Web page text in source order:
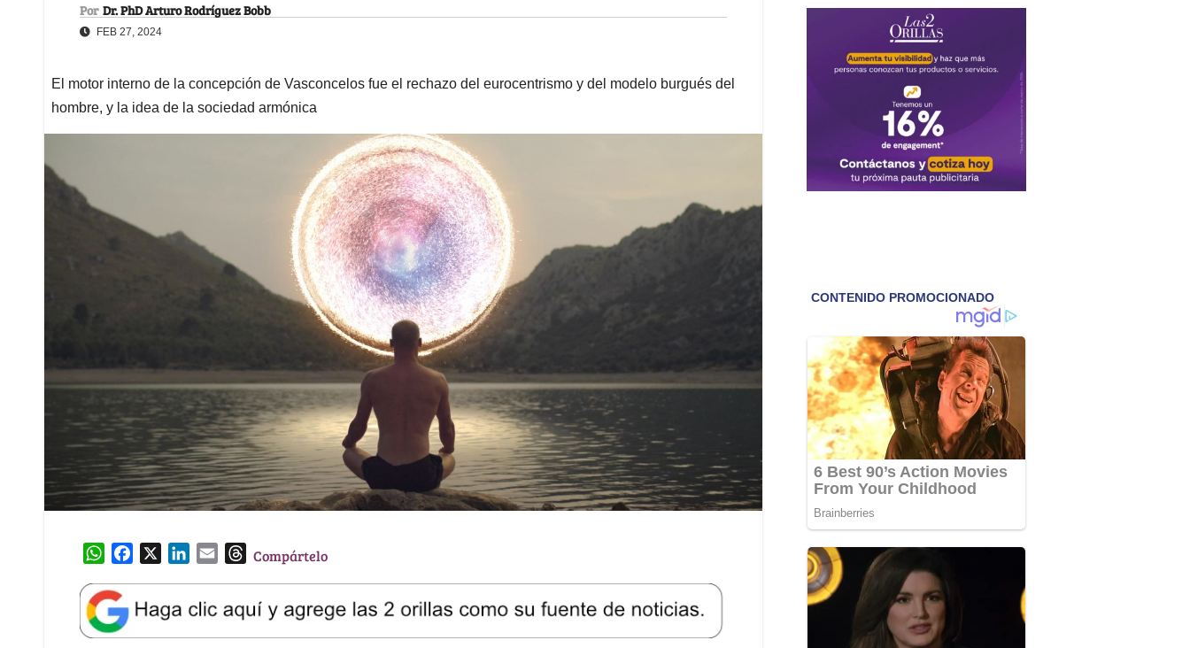
Por Dr. PhD Arturo Rodríguez Bobb
FEB 27, 2024
El motor interno de la concepción de Vasconcelos fue el rechazo del eurocentrismo y del modelo burgués del
hombre, y la idea de la sociedad armónica
W
a
t
s
e
b
k
e
l
T
e
a
Compártelo